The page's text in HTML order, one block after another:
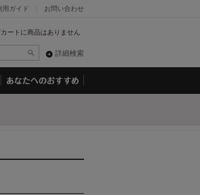
お問い合わせ
用ガイド
ートに商品はありません
詳細検索